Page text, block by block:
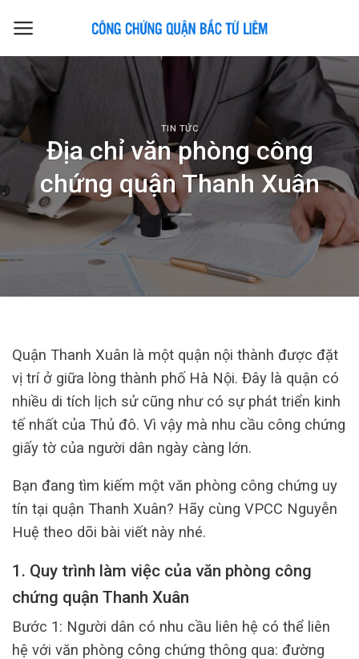
TIN TỨC
Địa chỉ văn phòng công
chứng quận Thanh Xuân
Quận Thanh Xuân là một quận nội thành được đặt
vị trí ở giữa lòng thành phố Hà Nội. Đây là quận có
nhiều di tích lịch sử cũng như có sự phát triển kinh
tế nhất của Thủ đô. Vì vậy mà nhu cầu công chứng
giấy tờ của người dân ngày càng lớn.
Bạn đang tìm kiếm một văn phòng công chứng uy
tín tại quận Thanh Xuân? Hãy cùng VPCC Nguyễn
Huệ theo dõi bài viết này nhé.
1. Quy trình làm việc của văn phòng công
chứng quận Thanh Xuân
Bước 1: Người dân có nhu cầu liên hệ có thể liên
hệ với văn phòng công chứng thông qua: đường